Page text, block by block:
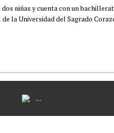
niñas y cuenta con un
la Universidad del Sagrado
...